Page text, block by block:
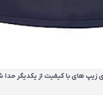
به وسیله ی زیپ های با کیفیت از